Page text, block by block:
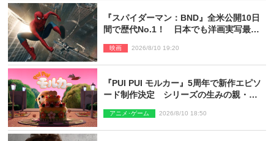
『スパイダーマン：BND』全米公開10日
間で歴代No.1！ 日本でも洋画実写最速
映画 2026/8/10 19:20
『PUI PUI モルカー』5周年で新作エピソ
ード制作決定 シリーズの生みの親・見
アニメ･ゲーム 2026/8/10 18:50